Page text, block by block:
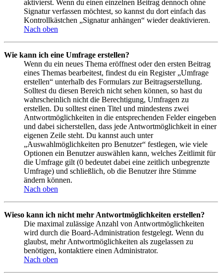
aktivierst. Wenn du einen einzelnen Beitrag dennoch ohne
Signatur verfassen möchtest, so kannst du dort einfach das
Kontrollkästchen „Signatur anhängen“ wieder deaktivieren.
Nach oben
Wie kann ich eine Umfrage erstellen?
Wenn du ein neues Thema eröffnest oder den ersten Beitrag
eines Themas bearbeitest, findest du ein Register „Umfrage
erstellen“ unterhalb des Formulars zur Beitragserstellung.
Solltest du diesen Bereich nicht sehen können, so hast du
wahrscheinlich nicht die Berechtigung, Umfragen zu
erstellen. Du solltest einen Titel und mindestens zwei
Antwortmöglichkeiten in die entsprechenden Felder eingeben
und dabei sicherstellen, dass jede Antwortmöglichkeit in einer
eigenen Zeile steht. Du kannst auch unter
„Auswahlmöglichkeiten pro Benutzer“ festlegen, wie viele
Optionen ein Benutzer auswählen kann, welches Zeitlimit für
die Umfrage gilt (0 bedeutet dabei eine zeitlich unbegrenzte
Umfrage) und schließlich, ob die Benutzer ihre Stimme
ändern können.
Nach oben
Wieso kann ich nicht mehr Antwortmöglichkeiten erstellen?
Die maximal zulässige Anzahl von Antwortmöglichkeiten
wird durch die Board-Administration festgelegt. Wenn du
glaubst, mehr Antwortmöglichkeiten als zugelassen zu
benötigen, kontaktiere einen Administrator.
Nach oben